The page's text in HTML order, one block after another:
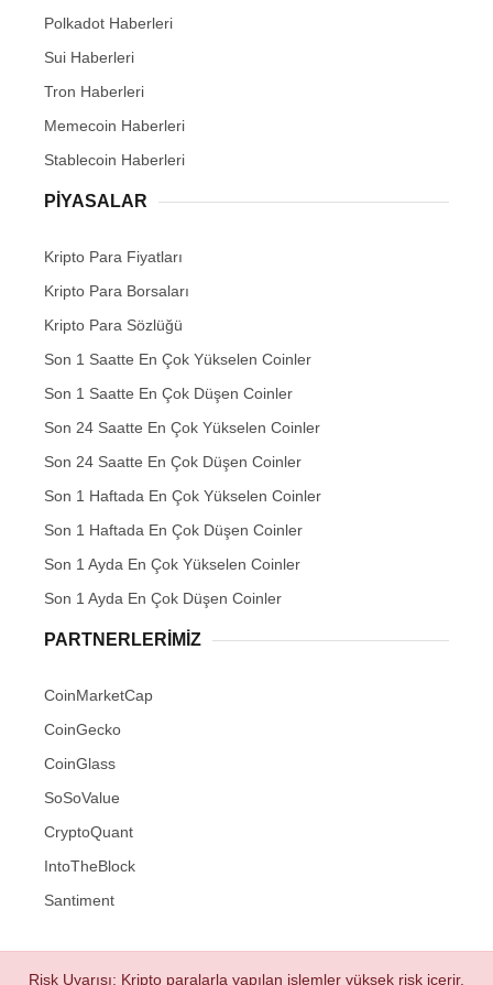
Polkadot Haberleri
Sui Haberleri
Tron Haberleri
Memecoin Haberleri
Stablecoin Haberleri
PIYASALAR
Kripto Para Fiyatları
Kripto Para Borsaları
Kripto Para Sözlüğü
Son 1 Saatte En Çok Yükselen Coinler
Son 1 Saatte En Çok Düşen Coinler
Son 24 Saatte En Çok Yükselen Coinler
Son 24 Saatte En Çok Düşen Coinler
Son 1 Haftada En Çok Yükselen Coinler
Son 1 Haftada En Çok Düşen Coinler
Son 1 Ayda En Çok Yükselen Coinler
Son 1 Ayda En Çok Düşen Coinler
PARTNERLERIMIZ
CoinMarketCap
CoinGecko
CoinGlass
SoSoValue
CryptoQuant
IntoTheBlock
Santiment
Risk Uyarısı: Kripto paralarla yapılan işlemler yüksek risk içerir.